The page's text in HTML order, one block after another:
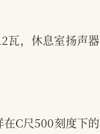
瓦，休息室扬声器
C尺500刻度下的